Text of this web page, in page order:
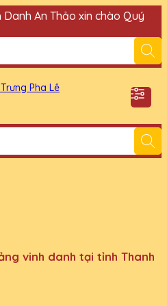
An Thảo xin chào Quý
vinh danh tại tỉnh Thanh